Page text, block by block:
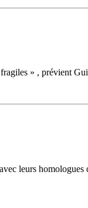
» , prévient
leurs